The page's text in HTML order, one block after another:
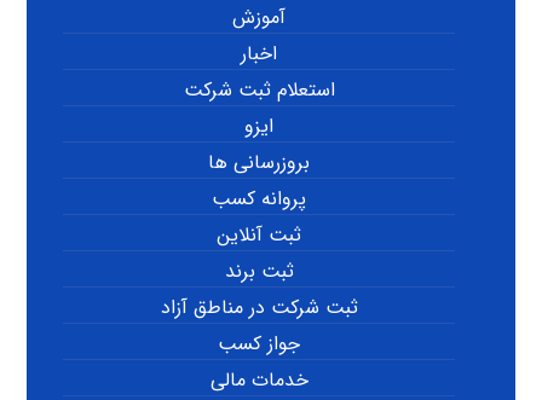
آموزش
اخبار
استعلام ثبت شرکت
ایزو
بروزرسانی ها
پروانه کسب
ثبت آنلاین
ثبت برند
ثبت شرکت در مناطق آزاد
جواز کسب
خدمات مالی